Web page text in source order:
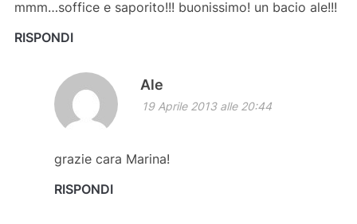
mmm…soffice e saporito!!! buonissimo! un bacio ale!!!
RISPONDI
Ale
19 Aprile 2013 alle 20:44
grazie cara Marina!
RISPONDI